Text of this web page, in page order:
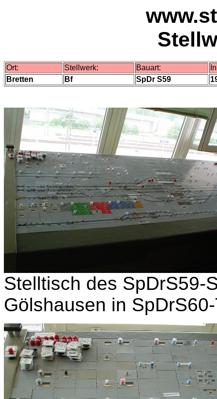
Ort: Stellwerk: Bauart:
Bretten
Bf SpDr S59
Stelltisch des SpDrS59-
Gölshausen in